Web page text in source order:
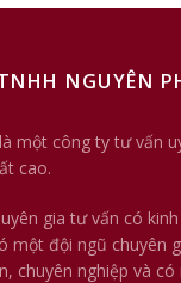
NGUYÊN
một công ty tư vấn
cao.
gia tư vấn có
một đội ngũ chuyên
chuyên nghiệp và có